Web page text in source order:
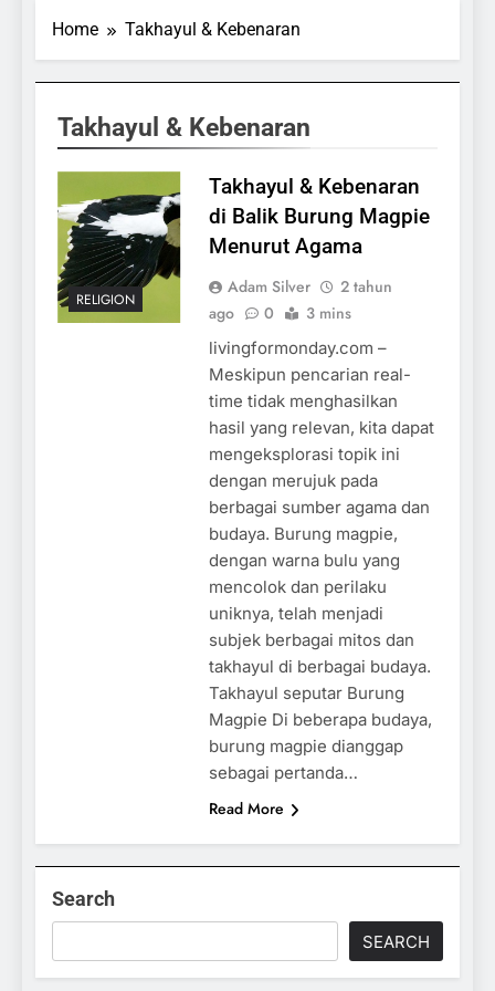
Home Takhayul & Kebenaran
Takhayul & Kebenaran
RELIGION
Takhayul & Kebenaran
di Balik Burung Magpie
Menurut Agama
Adam Silver
2 tahun
ago
0 3 mins
livingformonday.com –
Meskipun pencarian real-
time tidak menghasilkan
hasil yang relevan, kita dapat
mengeksplorasi topik ini
dengan merujuk pada
berbagai sumber agama dan
budaya. Burung magpie,
dengan warna bulu yang
mencolok dan perilaku
uniknya, telah menjadi
subjek berbagai mitos dan
takhayul di berbagai budaya.
Takhayul seputar Burung
Magpie Di beberapa budaya,
burung magpie dianggap
sebagai pertanda…
Read More
Search
SEARCH